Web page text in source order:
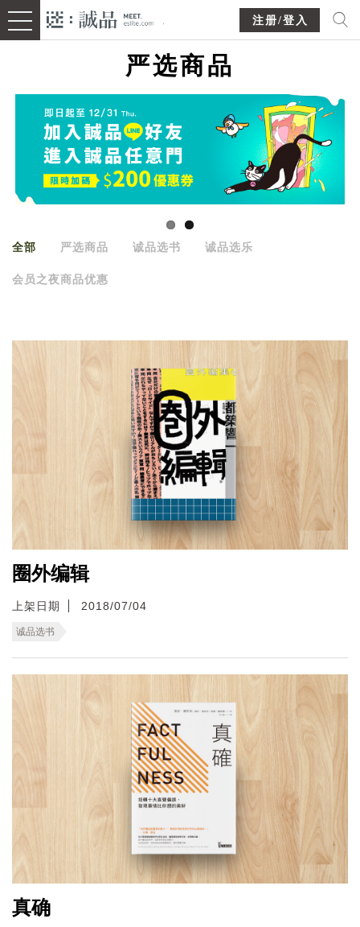
注册/登入
严选商品
全部 严选商品 诚品选书 诚品选乐
会员之夜商品优惠
圈外编辑
上架日期 2018/07/04
诚品选书
真确